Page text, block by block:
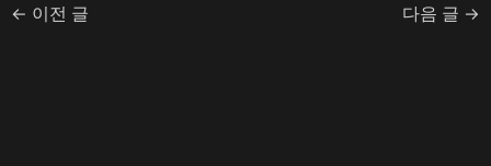
← 이전 글 다음 글 →